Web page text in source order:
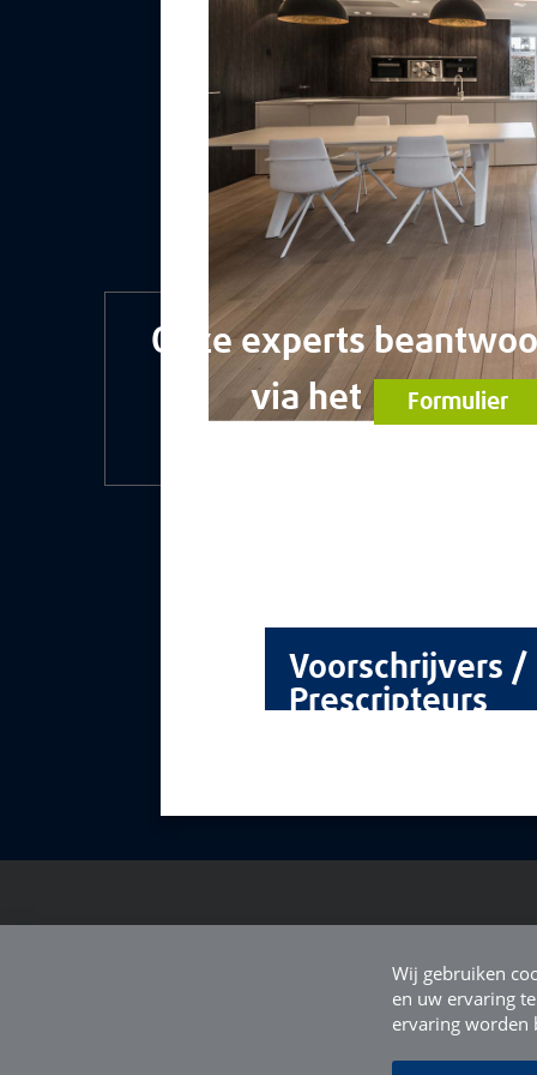
Voorschrijvers /
Prescripteurs
Onze experts
via het
Formulier
Wij gebruiken
en uw ervaring
ervaring worden